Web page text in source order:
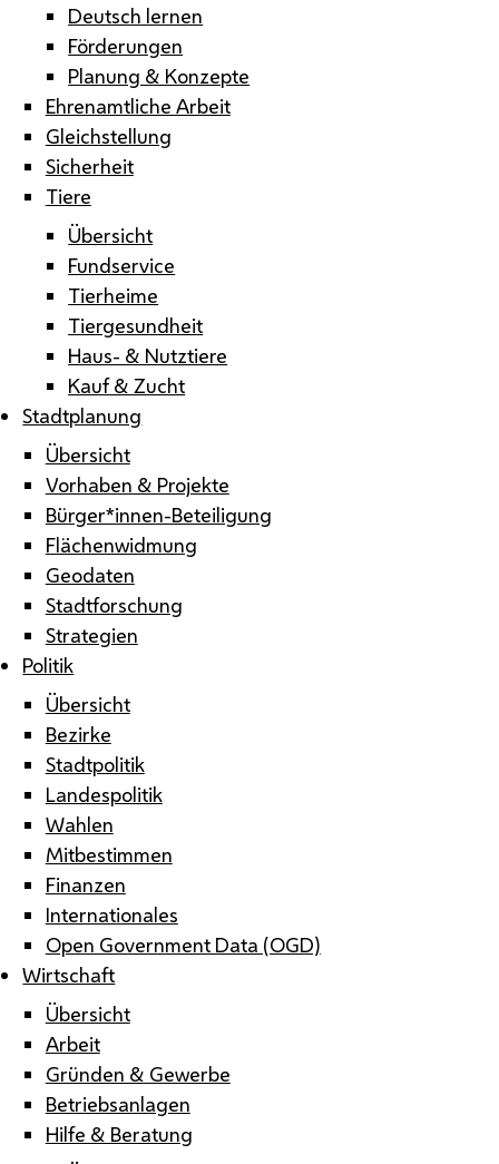
Deutsch lernen
Förderungen
Planung & Konzepte
Ehrenamtliche Arbeit
Gleichstellung
Sicherheit
Tiere
Übersicht
Fundservice
Tierheime
Tiergesundheit
Haus- & Nutztiere
Kauf & Zucht
Stadtplanung
Übersicht
Vorhaben & Projekte
Bürger*innen-Beteiligung
Flächenwidmung
Geodaten
Stadtforschung
Strategien
Politik
Übersicht
Bezirke
Stadtpolitik
Landespolitik
Wahlen
Mitbestimmen
Finanzen
Internationales
Open Government Data (OGD)
Wirtschaft
Übersicht
Arbeit
Gründen & Gewerbe
Betriebsanlagen
Hilfe & Beratung